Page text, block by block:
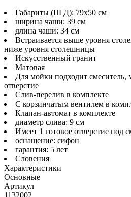
Габариты (Ш Д): 79x50 см
ширина чаши: 39 см
длина чаши: 34 см
Встраивается выше уровня
ниже уровня столешницы
Искусственный гранит
Матовая
Для мойки подходит смеситель,
отверстие
Слив-перелив в комплекте
С корзинчатым вентилем в
Клапан-автомат в комплекте
диаметр слива: 9 см
Имеет 1 готовое отверстие под
оснащение: сифон
гарантия: 5 лет
Словения
Характеристики
Основные
Артикул
1132002